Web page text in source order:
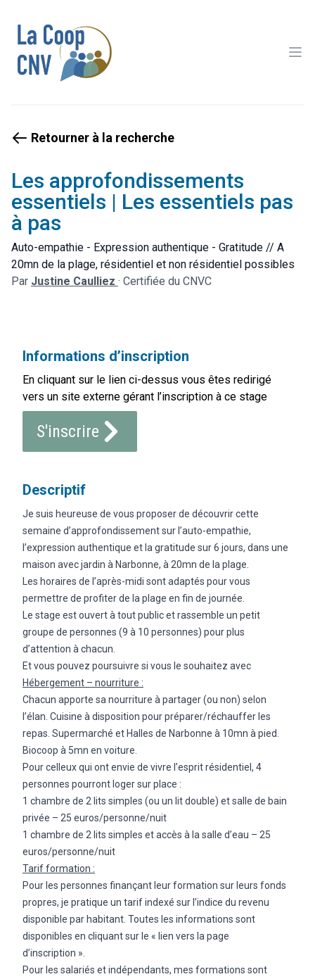
Retourner à la recherche
Les approfondissements
essentiels | Les essentiels pas
à pas
Auto-empathie - Expression authentique - Gratitude // A
20mn de la plage, résidentiel et non résidentiel possibles
Par Justine Caulliez · Certifiée du CNVC
Informations d’inscription
En cliquant sur le lien ci-dessus vous êtes redirigé
vers un site externe gérant l’inscription à ce stage
S'inscrire
Descriptif
Je suis heureuse de vous proposer de découvrir cette
semaine d’approfondissement sur l’auto-empathie,
l’expression authentique et la gratitude sur 6 jours, dans une
maison avec jardin à Narbonne, à 20mn de la plage.
Les horaires de l’après-midi sont adaptés pour vous
permettre de profiter de la plage en fin de journée.
Le stage est ouvert à tout public et rassemble un petit
groupe de personnes (9 à 10 personnes) pour plus
d’attention à chacun.
Et vous pouvez poursuivre si vous le souhaitez avec
Hébergement – nourriture :
Chacun apporte sa nourriture à partager (ou non) selon
l’élan. Cuisine à disposition pour préparer/réchauffer les
repas. Supermarché et Halles de Narbonne à 10mn à pied.
Biocoop à 5mn en voiture.
Pour celleux qui ont envie de vivre l’esprit résidentiel, 4
personnes pourront loger sur place :
1 chambre de 2 lits simples (ou un lit double) et salle de bain
privée – 25 euros/personne/nuit
1 chambre de 2 lits simples et accès à la salle d’eau – 25
euros/personne/nuit
Tarif formation :
Pour les personnes finançant leur formation sur leurs fonds
propres, je pratique un tarif indexé sur l’indice du revenu
disponible par habitant. Toutes les informations sont
disponibles en cliquant sur le « lien vers la page
d’inscription ».
Pour les salariés et indépendants, mes formations sont